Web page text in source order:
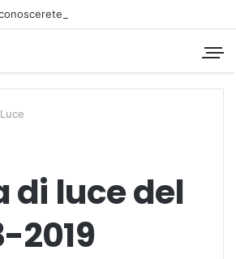
di luce del
2019